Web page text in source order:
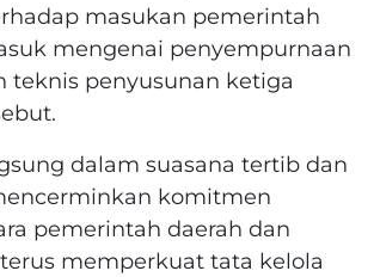
masukan pemerintah
mengenai penyempurnaan
teknis penyusunan ketiga
dalam suasana tertib dan
komitmen
pemerintah daerah dan
memperkuat tata kelola